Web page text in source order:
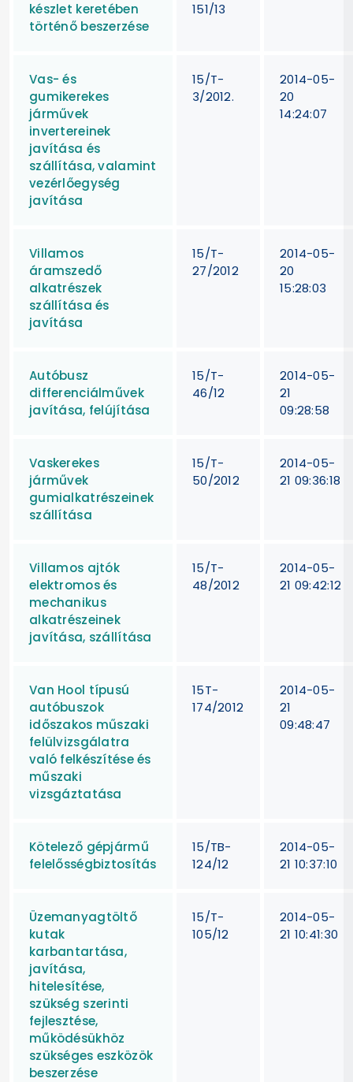
készlet keretében
történő beszerzése
151/13
Vas- és
gumikerekes
járművek
invertereinek
javítása és
szállítása, valamint
vezérlőegység
javítása
15/T-
3/2012.
2014-05-
20
14:24:07
Villamos
áramszedő
alkatrészek
szállítása és
javítása
15/T-
27/2012
2014-05-
20
15:28:03
Autóbusz
differenciálművek
javítása, felújítása
15/T-
46/12
2014-05-
21
09:28:58
Vaskerekes
járművek
gumialkatrészeinek
szállítása
15/T-
50/2012
2014-05-
21 09:36:18
Villamos ajtók
elektromos és
mechanikus
alkatrészeinek
javítása, szállítása
15/T-
48/2012
2014-05-
21 09:42:12
Van Hool típusú
autóbuszok
időszakos műszaki
felülvizsgálatra
való felkészítése és
műszaki
vizsgáztatása
15T-
174/2012
2014-05-
21
09:48:47
Kötelező gépjármű
felelősségbiztosítás
15/TB-
124/12
2014-05-
21 10:37:10
Üzemanyagtöltő
kutak
karbantartása,
javítása,
hitelesítése,
szükség szerinti
fejlesztése,
működésükhöz
szükséges eszközök
beszerzése
15/T-
105/12
2014-05-
21 10:41:30